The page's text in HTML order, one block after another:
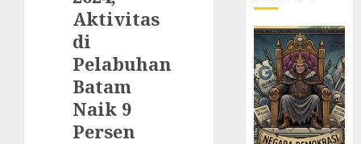
Aktivitas
di
Pelabuhan
Batam
Naik 9
Persen